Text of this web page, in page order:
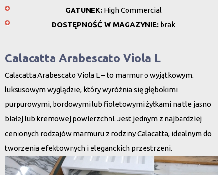
GATUNEK:High Commercial
DOSTĘPNOŚĆ W MAGAZYNIE:brak
Calacatta Arabescato Viola L
Calacatta Arabescato Viola L – to marmur o wyjątkowym,
luksusowym wyglądzie, który wyróżnia się głębokimi
purpurowymi, bordowymi lub fioletowymi żyłkami na tle jasno
białej lub kremowej powierzchni. Jest jednym z najbardziej
cenionych rodzajów marmuru z rodziny Calacatta, idealnym do
tworzenia efektownych i eleganckich przestrzeni.